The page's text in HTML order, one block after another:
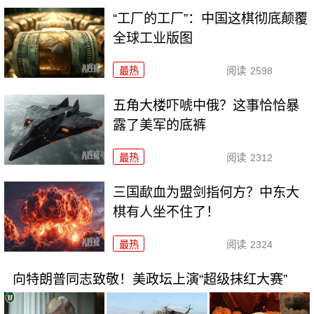
“工厂的工厂”：中国这棋彻底颠覆
全球工业版图
最热 阅读 2598
五角大楼吓唬中俄？这事恰恰暴
露了美军的底裤
最热 阅读 2312
三国歃血为盟剑指何方？中东大
棋有人坐不住了！
最热 阅读 2324
向特朗普同志致敬！美政坛上演“超级抹红大赛”